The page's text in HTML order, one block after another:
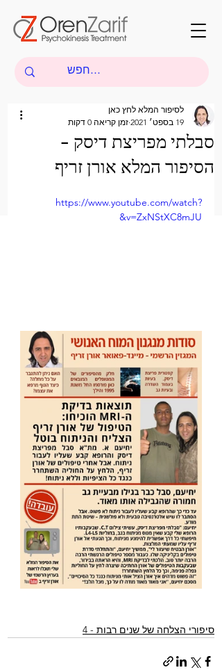
סבלתי מפריצת דיסק -
הסיפור המלא אורן זריף
לסיפור המלא לחץ כאן
19 בספט׳ 2021
זמן קריאה 0 דקות
https://www.youtube.com/watch?
v=ZxNStXC8mJU&
סיפורי הצלחה של שנים רבות - 4